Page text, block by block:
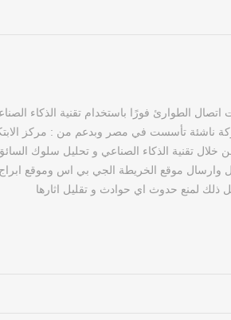
الطوارئ فورًا باستخدام تقنية الذكاء
ناشئة تأسست في مصر وبدعم من : مركز
خلال تقنية الذكاء الصناعي و تحليل سلوك
وارسال موقع الخريطة الجي بي اس وموقع
لمنع حدوث اي حوادث و تقليل اثارها